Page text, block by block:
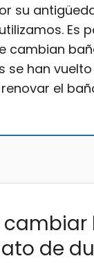
su
Es
cambian
se han
el
de